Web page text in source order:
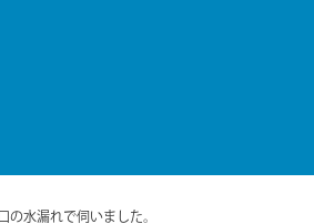
の水漏れで伺いました。